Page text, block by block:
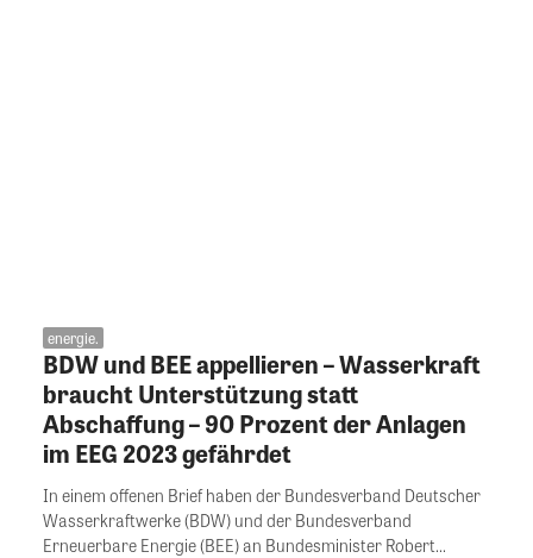
energie.
BDW und BEE appellieren – Wasserkraft
braucht Unterstützung statt
Abschaffung – 90 Prozent der Anlagen
im EEG 2023 gefährdet
In einem offenen Brief haben der Bundesverband Deutscher
Wasserkraftwerke (BDW) und der Bundesverband
Erneuerbare Energie (BEE) an Bundesminister Robert...